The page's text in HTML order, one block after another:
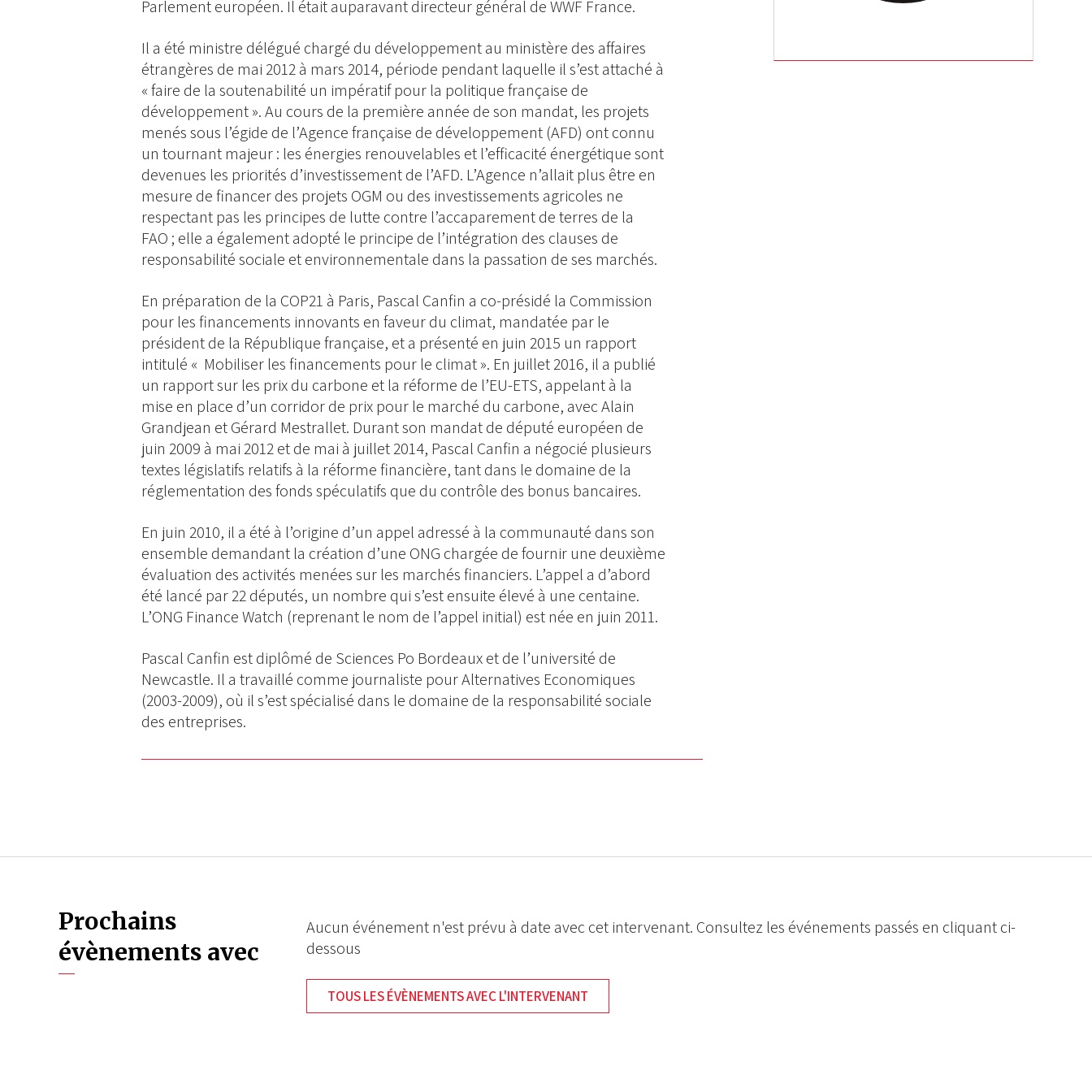
Parlement européen. Il était auparavant directeur général de WWF France.
Il a été ministre délégué chargé du développement au ministère des affaires
étrangères de mai 2012 à mars 2014, période pendant laquelle il s’est attaché à
« faire de la soutenabilité un impératif pour la politique française de
développement ». Au cours de la première année de son mandat, les projets
menés sous l’égide de l’Agence française de développement (AFD) ont connu
un tournant majeur : les énergies renouvelables et l’efficacité énergétique sont
devenues les priorités d’investissement de l’AFD. L’Agence n’allait plus être en
mesure de financer des projets OGM ou des investissements agricoles ne
respectant pas les principes de lutte contre l’accaparement de terres de la
FAO ; elle a également adopté le principe de l’intégration des clauses de
responsabilité sociale et environnementale dans la passation de ses marchés.
En préparation de la COP21 à Paris, Pascal Canfin a co-présidé la Commission
pour les financements innovants en faveur du climat, mandatée par le
président de la République française, et a présenté en juin 2015 un rapport
intitulé « Mobiliser les financements pour le climat ». En juillet 2016, il a publié
un rapport sur les prix du carbone et la réforme de l’EU-ETS, appelant à la
mise en place d’un corridor de prix pour le marché du carbone, avec Alain
Grandjean et Gérard Mestrallet. Durant son mandat de député européen de
juin 2009 à mai 2012 et de mai à juillet 2014, Pascal Canfin a négocié plusieurs
textes législatifs relatifs à la réforme financière, tant dans le domaine de la
réglementation des fonds spéculatifs que du contrôle des bonus bancaires.
En juin 2010, il a été à l’origine d’un appel adressé à la communauté dans son
ensemble demandant la création d’une ONG chargée de fournir une deuxième
évaluation des activités menées sur les marchés financiers. L’appel a d’abord
été lancé par 22 députés, un nombre qui s’est ensuite élevé à une centaine.
L’ONG Finance Watch (reprenant le nom de l’appel initial) est née en juin 2011.
Pascal Canfin est diplômé de Sciences Po Bordeaux et de l’université de
Newcastle. Il a travaillé comme journaliste pour Alternatives Economiques
(2003-2009), où il s’est spécialisé dans le domaine de la responsabilité sociale
des entreprises.
Prochains
évènements avec
Aucun événement n'est prévu à date avec cet intervenant. Consultez les événements passés en cliquant ci-
dessous
TOUS LES ÉVÈNEMENTS AVEC L'INTERVENANT